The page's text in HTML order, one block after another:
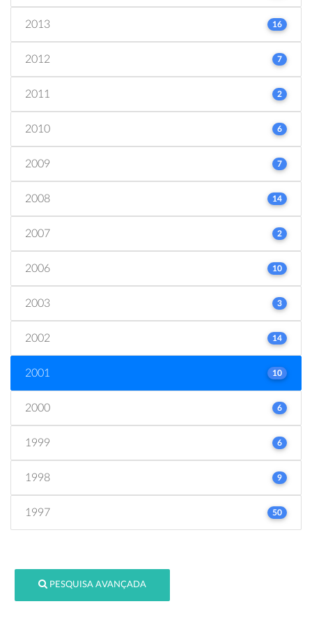
2013 16
2012 7
2011 2
2010 6
2009 7
2008 14
2007 2
2006 10
2003 3
2002 14
2001 10
2000 6
1999 6
1998 9
1997 50
PESQUISA AVANÇADA